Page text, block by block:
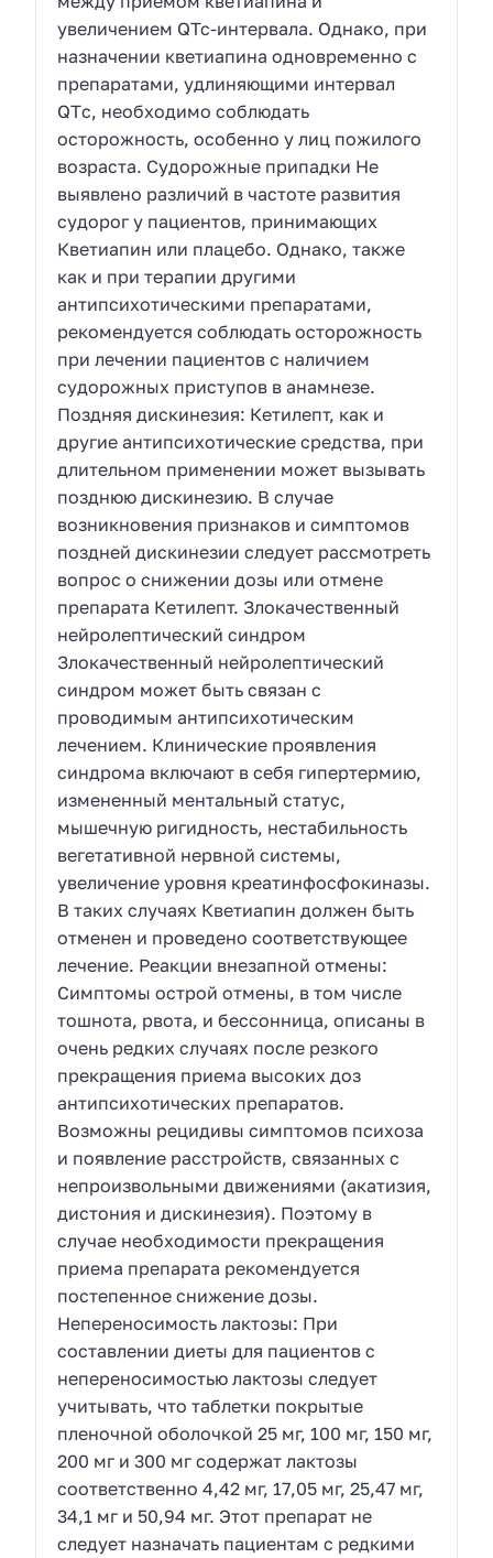
увеличением QTc-интервала. Однако, при
назначении кветиапина одновременно с
препаратами, удлиняющими интервал
QTс, необходимо соблюдать
осторожность, особенно у лиц пожилого
возраста. Судорожные припадки Не
выявлено различий в частоте развития
судорог у пациентов, принимающих
Кветиапин или плацебо. Однако, также
как и при терапии другими
антипсихотическими препаратами,
рекомендуется соблюдать осторожность
при лечении пациентов с наличием
судорожных приступов в анамнезе.
Поздняя дискинезия: Кетилепт, как и
другие антипсихотические средства, при
длительном применении может вызывать
позднюю дискинезию. В случае
возникновения признаков и симптомов
поздней дискинезии следует рассмотреть
вопрос о снижении дозы или отмене
препарата Кетилепт. Злокачественный
нейролептический синдром
Злокачественный нейролептический
синдром может быть связан с
проводимым антипсихотическим
лечением. Клинические проявления
синдрома включают в себя гипертермию,
измененный ментальный статус,
мышечную ригидность, нестабильность
вегетативной нервной системы,
увеличение уровня креатинфосфокиназы.
В таких случаях Кветиапин должен быть
отменен и проведено соответствующее
лечение. Реакции внезапной отмены:
Симптомы острой отмены, в том числе
тошнота, рвота, и бессонница, описаны в
очень редких случаях после резкого
прекращения приема высоких доз
антипсихотических препаратов.
Возможны рецидивы симптомов психоза
и появление расстройств, связанных с
непроизвольными движениями (акатизия,
дистония и дискинезия). Поэтому в
случае необходимости прекращения
приема препарата рекомендуется
постепенное снижение дозы.
Непереносимость лактозы: При
составлении диеты для пациентов с
непереносимостью лактозы следует
учитывать, что таблетки покрытые
пленочной оболочкой 25 мг, 100 мг, 150 мг,
200 мг и 300 мг содержат лактозы
соответственно 4,42 мг, 17,05 мг, 25,47 мг,
34,1 мг и 50,94 мг. Этот препарат не
следует назначать пациентам с редкими